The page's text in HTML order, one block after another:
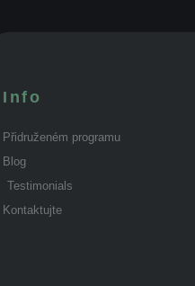
Info
Přidruženém programu
Blog
Testimonials
Kontaktujte